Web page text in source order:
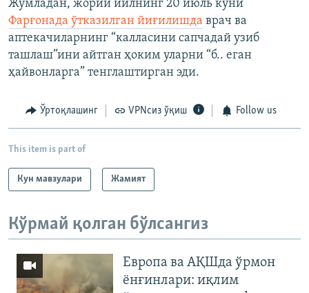
Жумладан, жорий йилнинг 20 июль куни
Фарғонада ўтказилган йиғилишда врач ва
аптекачиларнинг “калласини сапчадай узиб
ташлаш”ини айтган ҳоким уларни “б.. еган
ҳайвонларга” тенглаштирган эди.
Ўртоқлашинг VPNсиз ўқиш Follow us
This item is part of
Кун мавзулари Жамият
Кўрмай қолган бўлсангиз
Европа ва АҚШда ўрмон
ёнғинлари: иқлим